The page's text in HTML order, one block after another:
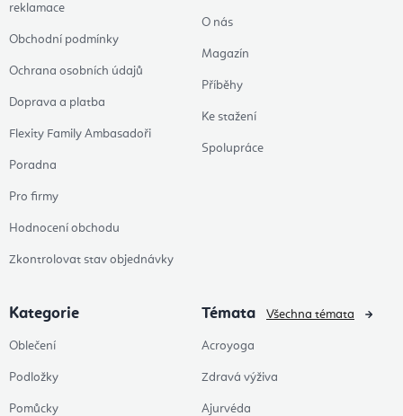
reklamace
Obchodní podmínky
Ochrana osobních údajů
Doprava a platba
Flexity Family Ambasadoři
Poradna
Pro firmy
Hodnocení obchodu
Zkontrolovat stav objednávky
O nás
Magazín
Příběhy
Ke stažení
Spolupráce
Kategorie
Oblečení
Podložky
Pomůcky
Témata
Acroyoga
Zdravá výživa
Ajurvéda
Všechna témata